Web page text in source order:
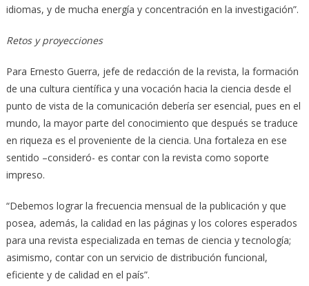
idiomas, y de mucha energía y concentración en la investigación”.
Retos y proyecciones
Para Ernesto Guerra, jefe de redacción de la revista, la formación
de una cultura científica y una vocación hacia la ciencia desde el
punto de vista de la comunicación debería ser esencial, pues en el
mundo, la mayor parte del conocimiento que después se traduce
en riqueza es el proveniente de la ciencia. Una fortaleza en ese
sentido –consideró- es contar con la revista como soporte
impreso.
“Debemos lograr la frecuencia mensual de la publicación y que
posea, además, la calidad en las páginas y los colores esperados
para una revista especializada en temas de ciencia y tecnología;
asimismo, contar con un servicio de distribución funcional,
eficiente y de calidad en el país”.